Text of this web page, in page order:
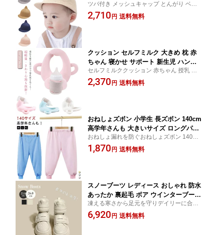
帽子 麦わら帽子 送料無料 おでかけ 男
の子 女の子 男児 ゴム紐付き 可愛い か
ツバ付き メッシュキャップ とんがり ベビ
ー メッシュキャップ ゴム紐付き キッズ 帽
子 赤ちゃん 子供 ナチュラル かわいい おし
2,710 円 送料無料
クッション セルフミルク 大きめ 枕 赤
ちゃん 寝かせ サポート 新生児 ハンズ
フリー へたらない ベビー 哺乳瓶 ホル
ダー おしゃれ 授乳 双子 三つ子 ベビー
セルフミルククッション 赤ちゃん 授乳 ベ
ビー 哺乳瓶 ホルダー 新生児 ハンズフリー
授乳 おしゃれ サポート
2,370 円 送料無料
おねしょズボン 小学生 長ズボン 140cm
高学年さんも 大きいサイズ ロングパン
ツ コットン ちょび漏れ防止 防水スウェ
ットパンツ 尿漏れ対策 尿漏れ おねしょ
おねしょ漏れを防ぐおねしょズボン 140サ
イズ 高学年さんも 防水スウェット ちょび
漏れ防止 防水スウェットパンツ 女の子 男
1,870 円 送料無料
スノーブーツ レディース おしゃれ 防水
あったか 裏起毛 ボア ウインターブーツ
スノーシューズ 防寒靴 大人用 アウトド
ア ブーツ 靴 冬 防寒 あったか 冬用 雪靴
凍える寒さから足元を守りデイリーに合わ
せやすい防寒ブーツ！ スノーブーツ レディ
ース 防寒ブーツ マジックテープ 歩きやす
6,920 円 送料無料